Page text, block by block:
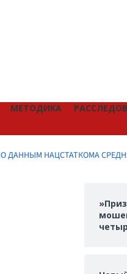
МЕТОДИКА
ДАННЫМ НАЦСТАТКОМА